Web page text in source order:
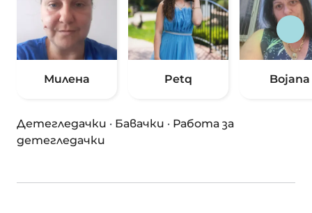
Милена Petq Bojana
Детегледачки · Бавачки · Работа за
детегледачки